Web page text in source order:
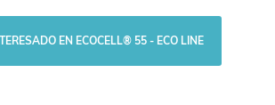
EN ECOCELL® 55 - ECO LINE